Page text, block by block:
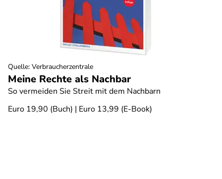
Meine Rechte als Nachbar
So vermeiden Sie Streit mit dem Nachbarn
Euro 19,90 (Buch) | Euro 13,99 (E-Book)
Quelle: Verbraucherzentrale